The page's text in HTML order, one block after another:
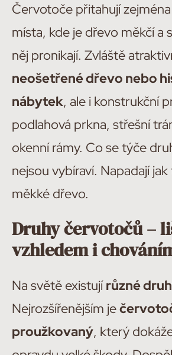
Červotoče přitahují
místa, kde je dřevo měkčí a
něj pronikají. Zvláště
neošetřené dřevo nebo
nábytek, ale i konstrukční
podlahová prkna, střešní
okenní rámy. Co se týče
nejsou vybíraví. Napadají
měkké dřevo.
Druhy červotočů –
vzhledem i
Na světě existujírůzné
Nejrozšířenějším je
proužkovaný, který